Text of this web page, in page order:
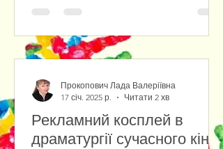
Рекламний косплей в
драматургії сучасного кіно
Прокопович Лада Валеріївна
17 січ. 2025 р.
Читати 2 хв